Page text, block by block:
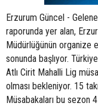
Erzurum Güncel -
raporunda yer alan,
Müdürlüğünün
sonunda başlıyor.
Atlı Cirit Mahalli Lig
olması bekleniyor. 15
Müsabakaları bu sezon